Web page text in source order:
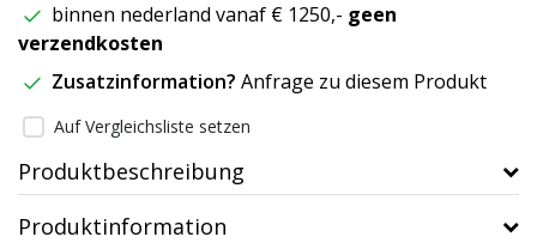
binnen nederland vanaf € 1250,- geen
verzendkosten
Zusatzinformation? Anfrage zu diesem Produkt
Auf Vergleichsliste setzen
Produktbeschreibung
Produktinformation